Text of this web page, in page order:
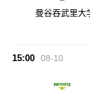
曼谷吞武里大
15:00 08-10